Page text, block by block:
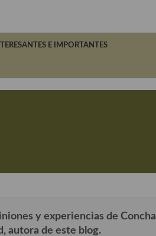
E IMPORTANTES
y experiencias de Concha
autora de este blog.